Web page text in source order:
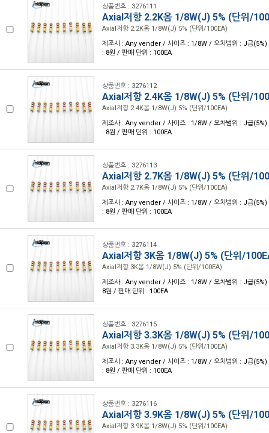
상품번호 : 3276111
Axial저항 2.2K옴 1/8W(J) 5% (단위/
Axial저항 2.2K옴 1/8W(J) 5% (단위/100EA)
제조사 : Any vender / 사이즈 : 1/8W / 오차범위 : J급(5%)
: 8원 / 판매 단위 : 100EA
상품번호 : 3276112
Axial저항 2.4K옴 1/8W(J) 5% (단위/
Axial저항 2.4K옴 1/8W(J) 5% (단위/100EA)
제조사 : Any vender / 사이즈 : 1/8W / 오차범위 : J급(5%)
: 8원 / 판매 단위 : 100EA
상품번호 : 3276113
Axial저항 2.7K옴 1/8W(J) 5% (단위/
Axial저항 2.7K옴 1/8W(J) 5% (단위/100EA)
제조사 : Any vender / 사이즈 : 1/8W / 오차범위 : J급(5%)
: 8원 / 판매 단위 : 100EA
상품번호 : 3276114
Axial저항 3K옴 1/8W(J) 5% (단위/
Axial저항 3K옴 1/8W(J) 5% (단위/100EA)
제조사 : Any vender / 사이즈 : 1/8W / 오차범위 : J급(5%)
8원 / 판매 단위 : 100EA
상품번호 : 3276115
Axial저항 3.3K옴 1/8W(J) 5% (단위/
Axial저항 3.3K옴 1/8W(J) 5% (단위/100EA)
제조사 : Any vender / 사이즈 : 1/8W / 오차범위 : J급(5%)
: 8원 / 판매 단위 : 100EA
상품번호 : 3276116
Axial저항 3.9K옴 1/8W(J) 5% (단위/
Axial저항 3.9K옴 1/8W(J) 5% (단위/100EA)